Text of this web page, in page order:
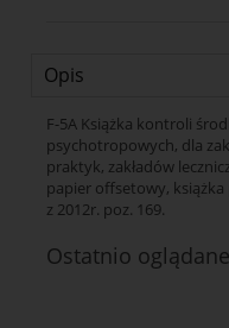
Opis
F-5A Książka kontroli
psychotropowych, dla
praktyk, zakładów
papier offsetowy,
z 2012r. poz. 169.
Ostatnio oglądane